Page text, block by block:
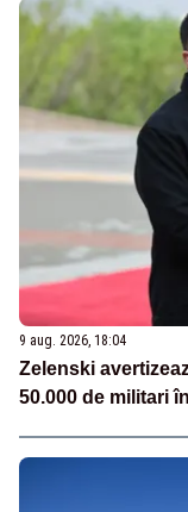
9 aug. 2026, 18:04
Zelenski
50.000 de militari